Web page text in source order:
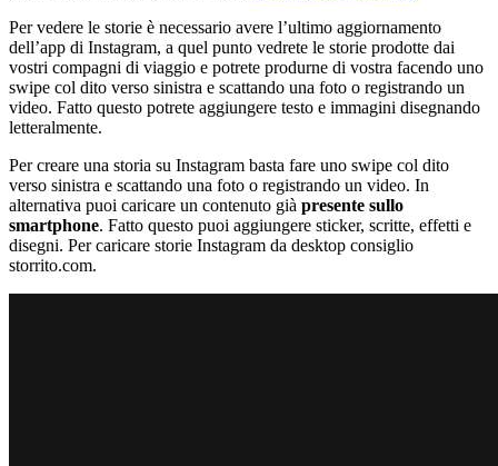
Per vedere le storie è necessario avere l’ultimo aggiornamento
dell’app di Instagram, a quel punto vedrete le storie prodotte dai
vostri compagni di viaggio e potrete produrne di vostra facendo uno
swipe col dito verso sinistra e scattando una foto o registrando un
video. Fatto questo potrete aggiungere testo e immagini disegnando
letteralmente.
Per creare una storia su Instagram basta fare uno swipe col dito
verso sinistra e scattando una foto o registrando un video. In
alternativa puoi caricare un contenuto già presente sullo
smartphone. Fatto questo puoi aggiungere sticker, scritte, effetti e
disegni. Per caricare storie Instagram da desktop consiglio
storrito.com.